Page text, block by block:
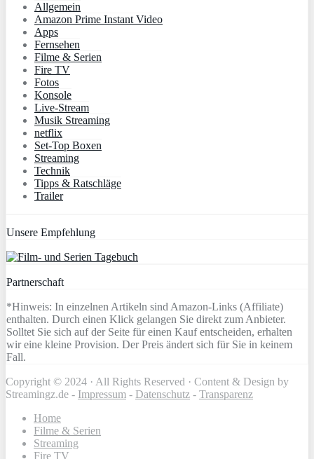
Allgemein
Amazon Prime Instant Video
Apps
Fernsehen
Filme & Serien
Fire TV
Fotos
Konsole
Live-Stream
Musik Streaming
netflix
Set-Top Boxen
Streaming
Technik
Tipps & Ratschläge
Trailer
Unsere Empfehlung
Partnerschaft
*Hinweis: In einzelnen Artikeln sind Amazon-Links (Affiliate)
enthalten. Durch einen Klick gelangen Sie direkt zum Anbieter.
Solltet Sie sich auf der Seite für einen Kauf entscheiden, erhalten
wir eine kleine Provision. Der Preis ändert sich für Sie in keinem
Fall.
Copyright © 2024 · All Rights Reserved · Content & Design by
Streamingz.de - Impressum - Datenschutz - Transparenz
Home
Filme & Serien
Streaming
Fire TV